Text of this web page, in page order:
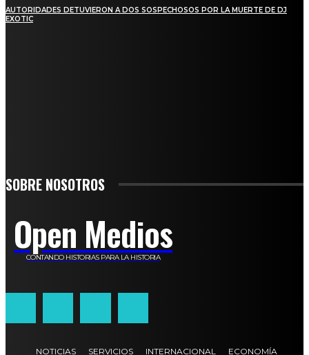
AUTORIDADES DETUVIERON A DOS SOSPECHOSOS POR LA MUERTE DE DJ
EXOTIC
SOBRE NOSOTROS
Open Medios
CONTANDO HISTORIAS PARA LA HISTORIA
NOTICIAS SERVICIOS INTERNACIONAL ECONOMÍA